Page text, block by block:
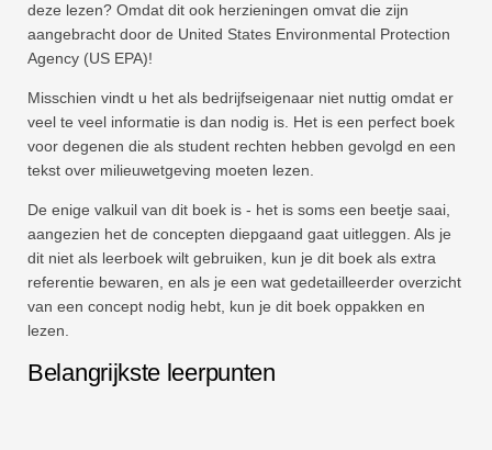
deze lezen? Omdat dit ook herzieningen omvat die zijn
aangebracht door de United States Environmental Protection
Agency (US EPA)!
Misschien vindt u het als bedrijfseigenaar niet nuttig omdat er
veel te veel informatie is dan nodig is. Het is een perfect boek
voor degenen die als student rechten hebben gevolgd en een
tekst over milieuwetgeving moeten lezen.
De enige valkuil van dit boek is - het is soms een beetje saai,
aangezien het de concepten diepgaand gaat uitleggen. Als je
dit niet als leerboek wilt gebruiken, kun je dit boek als extra
referentie bewaren, en als je een wat gedetailleerder overzicht
van een concept nodig hebt, kun je dit boek oppakken en
lezen.
Belangrijkste leerpunten